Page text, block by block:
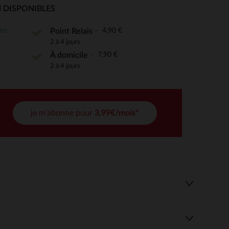
de confidentialité, en garantissant la conformité avec
DISPONIBLES
Point Relais 4,90 €
2 à 4 jours
À domicile 7,90 €
2 à 4 jours
je m'abonne pour 3,99€/mois*